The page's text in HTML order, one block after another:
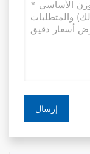
إرسال